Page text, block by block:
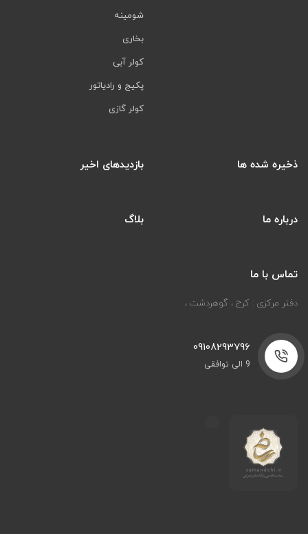
شومینه
بخاری
کولر آبی
پکیج و رادیاتور
کولر گازی
ذخیره شده ها بازدیدهای اخیر
درباره ما بلاگ
تماس با ما
دفتر مرکزی : کرج ، گوهردشت ،
09108293796
9 الی توافقی